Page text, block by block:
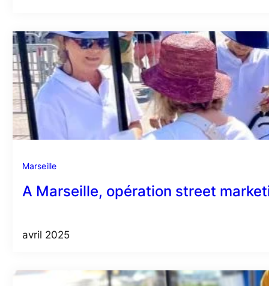
Marseille
A Marseille, opération street
avril 2025